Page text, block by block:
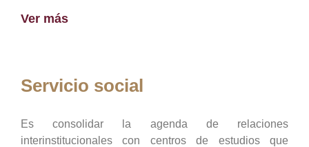
Ver más
Servicio social
Es consolidar la agenda de relaciones
interinstitucionales con centros de estudios que